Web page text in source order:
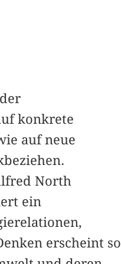
konkrete
auf neue
North
ein
erscheint so